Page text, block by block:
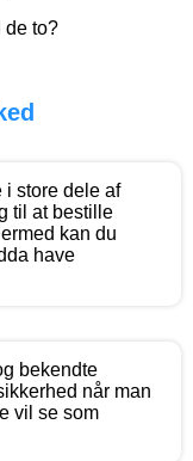
de to?
store dele af
til at bestille
kan du
have
bekendte
når man
vil se som